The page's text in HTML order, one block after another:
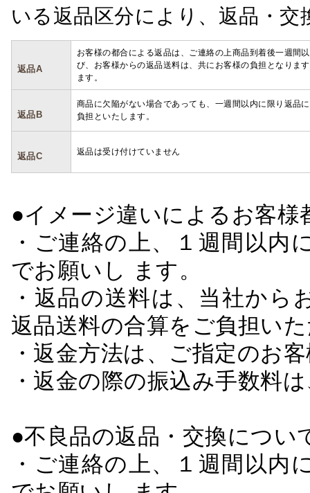
いる返品区分により、返品・
返品A
お客様の都合による返品は、ご連絡の上商品到着後一週間
び、お客様からの返品送料は、共にお客様の負担となりま
ます。
返品B
商品に欠陥がない場合であっても、一週間以内に限り返品
負担といたします。
返品C 返品は受け付けていません
●イメージ違いによるお客
・ご連絡の上、１週間以
でお願いし ます。
・返品の送料は、当社か
返品送料の合算をご負担い
・返金方法は、ご指定のお
・返金の際の振込み手数料
●不良品の返品・交換につい
・ご連絡の上、１週間以